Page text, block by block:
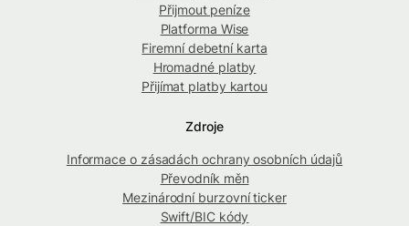
Přijmout peníze
Platforma Wise
Firemní debetní karta
Hromadné platby
Přijímat platby kartou
Zdroje
Informace o zásadách ochrany osobních údajů
Převodník měn
Mezinárodní burzovní ticker
Swift/BIC kódy